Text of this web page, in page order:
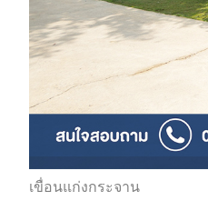
เขื่อนแก่งกระจาน